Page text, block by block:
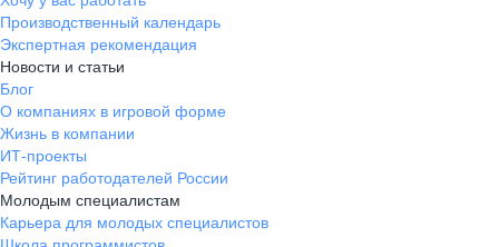
Производственный календарь
Экспертная рекомендация
Новости и статьи
Блог
О компаниях в игровой форме
Жизнь в компании
ИТ-проекты
Рейтинг работодателей России
Молодым специалистам
Карьера для молодых специалистов